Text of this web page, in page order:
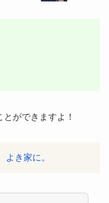
ができますよ！
よき家に。